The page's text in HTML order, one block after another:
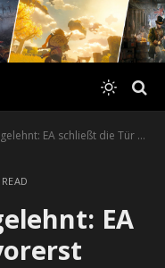
EA schließt die Tür vorerst
EA